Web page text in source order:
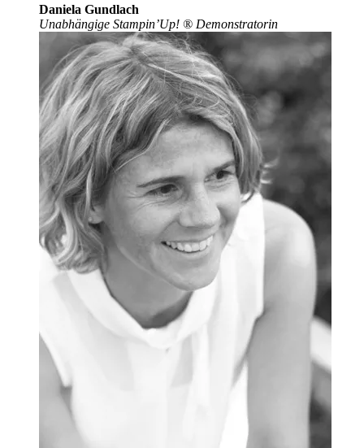
Daniela Gundlach
Unabhängige Stampin’Up! ® Demonstratorin